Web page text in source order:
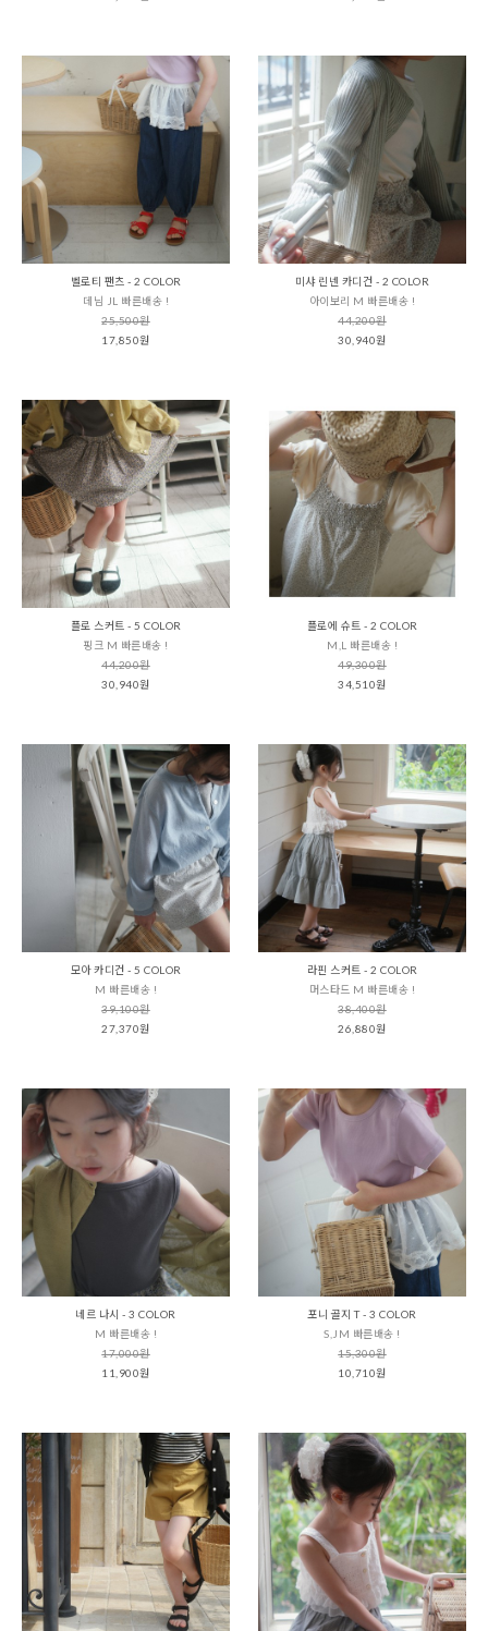
벨로티 팬츠 - 2 COLOR
데님 JL 빠른배송 !
25,500원
17,850원
미샤 린넨 카디건 - 2 COLOR
아이보리 M 빠른배송 !
44,200원
30,940원
플로 스커트 - 5 COLOR
핑크 M 빠른배송 !
44,200원
30,940원
플로에 슈트 - 2 COLOR
M,L 빠른배송 !
49,300원
34,510원
모아 카디건 - 5 COLOR
M 빠른배송 !
39,100원
27,370원
라핀 스커트 - 2 COLOR
머스타드 M 빠른배송 !
38,400원
26,880원
네르 나시 - 3 COLOR
M 빠른배송 !
17,000원
11,900원
포니 골지 T - 3 COLOR
S,JM 빠른배송 !
15,300원
10,710원